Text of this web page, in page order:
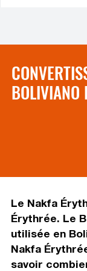
BOLIVIANO
Le Nakfa
Érythrée. Le
utilisée en
Nakfa
savoir